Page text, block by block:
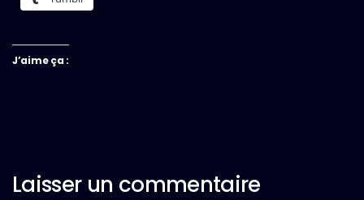
J’aime ça :
Laisser un commentaire